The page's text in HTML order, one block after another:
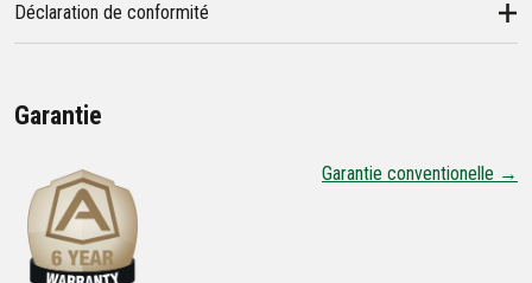
Déclaration de conformité
Garantie
Garantie conventionelle →